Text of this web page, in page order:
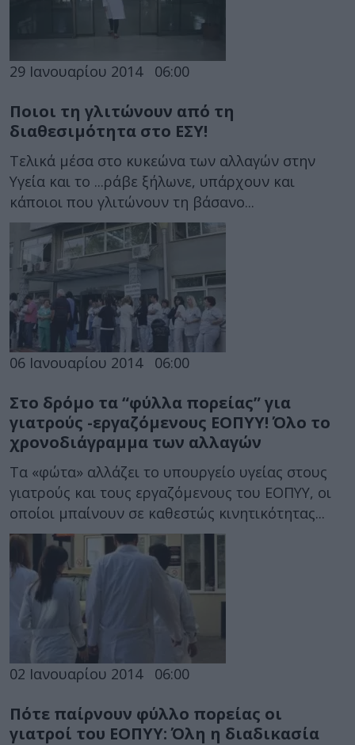
29 Ιανουαρίου 2014 06:00
Ποιοι τη γλιτώνουν από τη
διαθεσιμότητα στο ΕΣΥ!
Τελικά μέσα στο κυκεώνα των αλλαγών στην
Υγεία και το ...ράβε ξήλωνε, υπάρχουν και
κάποιοι που γλιτώνουν τη βάσανο...
06 Ιανουαρίου 2014 06:00
Στο δρόμο τα “φύλλα πορείας” για
γιατρούς -εργαζόμενους ΕΟΠΥΥ! Όλο το
χρονοδιάγραμμα των αλλαγών
Τα «φώτα» αλλάζει το υπουργείο υγείας στους
γιατρούς και τους εργαζόμενους του ΕΟΠΥΥ, οι
οποίοι μπαίνουν σε καθεστώς κινητικότητας...
02 Ιανουαρίου 2014 06:00
Πότε παίρνουν φύλλο πορείας οι
γιατροί του ΕΟΠΥΥ: Όλη η διαδικασία